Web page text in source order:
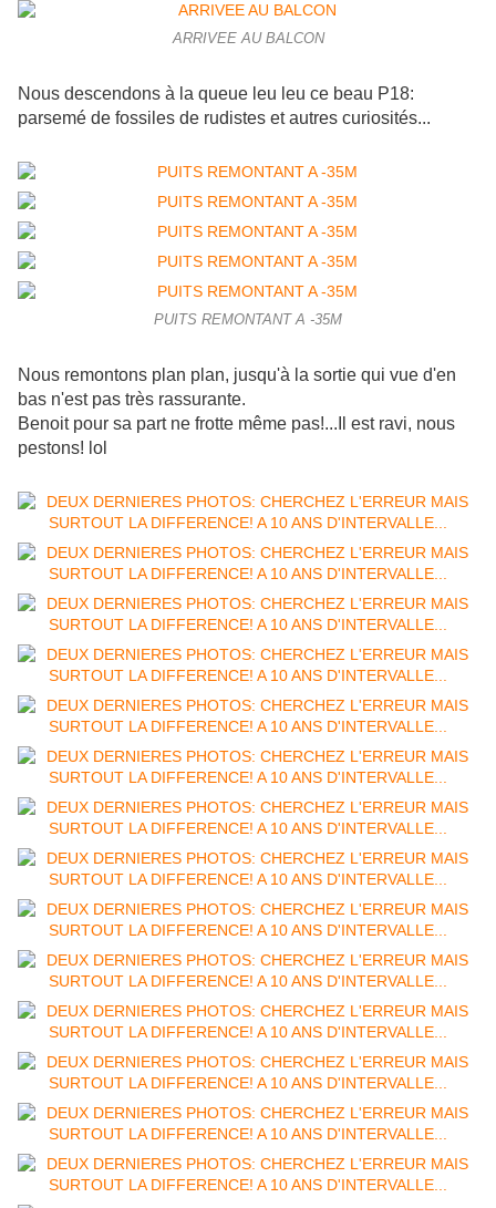
ARRIVEE AU BALCON
Nous descendons à la queue leu leu ce beau P18:
parsemé de fossiles de rudistes et autres curiosités...
PUITS REMONTANT A -35M
Nous remontons plan plan, jusqu'à la sortie qui vue d'en
bas n'est pas très rassurante.
Benoit pour sa part ne frotte même pas!...Il est ravi, nous
pestons! lol